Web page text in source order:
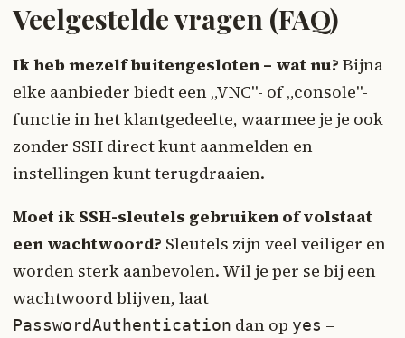
Veelgestelde vragen (FAQ)
Ik heb mezelf buitengesloten – wat nu? Bijna
elke aanbieder biedt een „VNC"- of „console"-
functie in het klantgedeelte, waarmee je je ook
zonder SSH direct kunt aanmelden en
instellingen kunt terugdraaien.
Moet ik SSH-sleutels gebruiken of volstaat
een wachtwoord? Sleutels zijn veel veiliger en
worden sterk aanbevolen. Wil je per se bij een
wachtwoord blijven, laat
PasswordAuthentication dan op yes –